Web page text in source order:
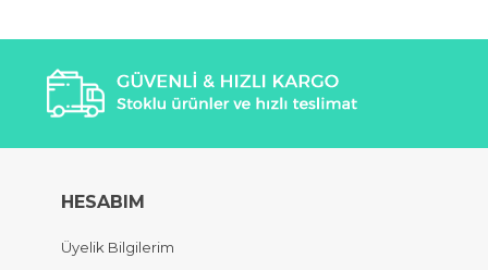
HESABIM
Üyelik Bilgilerim